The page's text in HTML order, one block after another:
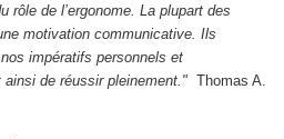
rôle de l’ergonome. La plupart des
motivation communicative. Ils
impératifs personnels et
de réussir pleinement." Thomas A.